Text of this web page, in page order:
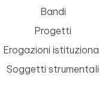
Bandi
Progetti
Erogazioni
Soggetti strumentali